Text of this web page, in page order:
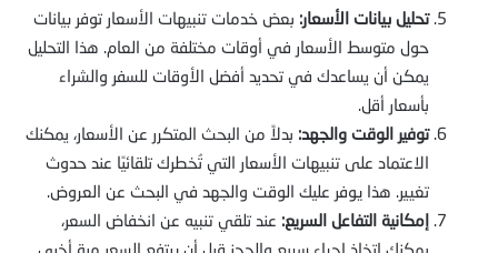
تحليل بيانات الأسعار: بعض خدمات تنبيهات الأسعار توفر بيانات
حول متوسط الأسعار في أوقات مختلفة من العام. هذا التحليل
يمكن أن يساعدك في تحديد أفضل الأوقات للسفر والشراء
بأسعار أقل.
توفير الوقت والجهد: بدلاً من البحث المتكرر عن الأسعار، يمكنك
الاعتماد على تنبيهات الأسعار التي تُخطرك تلقائيًا عند حدوث
تغيير. هذا يوفر عليك الوقت والجهد في البحث عن العروض.
إمكانية التفاعل السريع: عند تلقي تنبيه عن انخفاض السعر،
يمكنك اتخاذ إجراء سريع والحجز قبل أن يرتفع السعر مرة أخرى.